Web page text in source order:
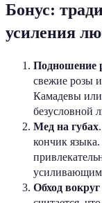
Бонус:
усиления
Подношение
свежие розы
Камадевы
безусловной
Мед на губах
кончик
усиливающим
Обход